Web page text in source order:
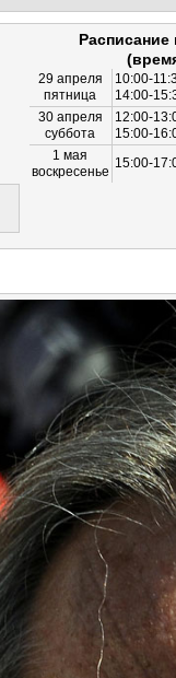
29 апреля
пятница
10:00-
14:00-
30 апреля
суббота
12:00-
15:00-
1 мая
воскресенье
15:00-